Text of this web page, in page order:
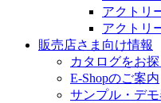
アクトリ
アクトリ
販売店さま向け情報
カタログをお
E-Shopのご案内
サンプル・デ